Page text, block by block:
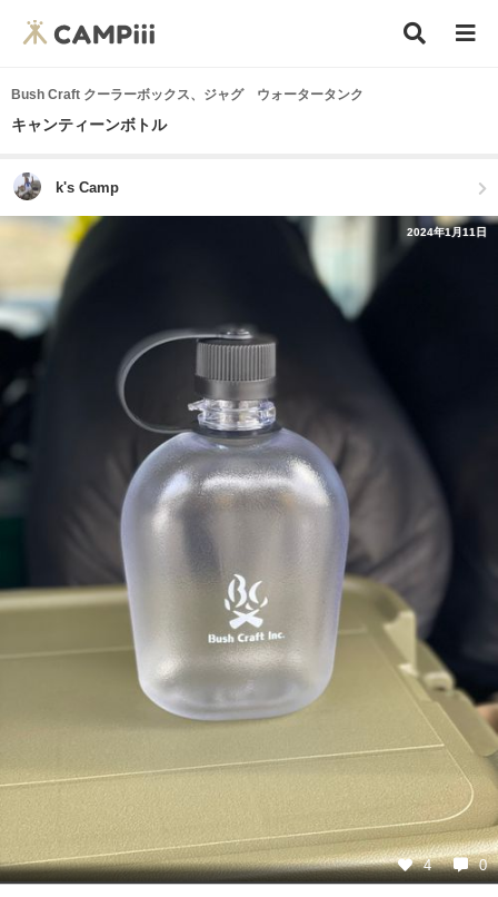
Bush Craft クーラーボックス、ジャグ ウォータータンク
キャンティーンボトル
k's Camp
2024年1月11日
4 0